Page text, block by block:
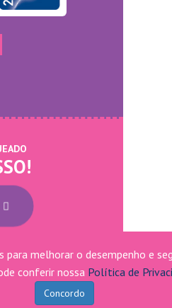
para melhorar o desempenho e
conferir nossa Política de